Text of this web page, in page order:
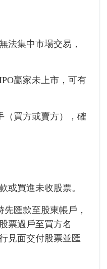
法集中市場交易，
贏家未上市，可有
（買方或賣方），確
或買進未收股票。
匯款至股東帳戶，
票過戶至買方名
見面交付股票並匯